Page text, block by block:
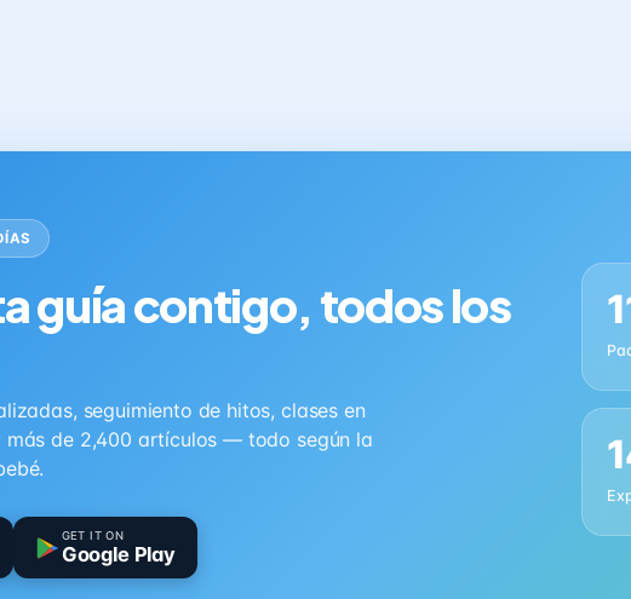
guía contigo, todos los
seguimiento de hitos, clases en
de 2,400 artículos — todo según la
GET IT ON
Google Play